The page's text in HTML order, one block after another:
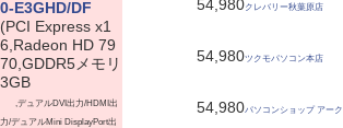
0-E3GHD/DF
(PCI Express x1
6,Radeon HD 79
70,GDDR5メモリ
3GB
,デュアルDVI出力/HDMI出
力/デュアルMini DisplayPort出
54,980クレバリー秋葉原店
54,980ツクモパソコン本店
54,980パソコンショップ アーク